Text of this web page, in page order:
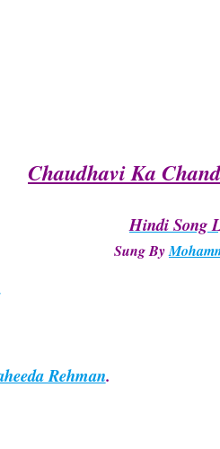
Chaudhavi Ka
Hindi Song
Sung By
Rehman.